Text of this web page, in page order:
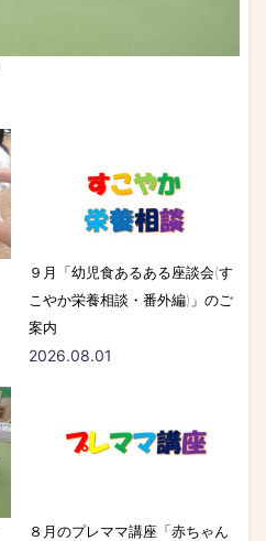
９月「幼児食あるある座談会(す
こやか栄養相談・番外編)」のご
案内
2026.08.01
８月のプレママ講座「赤ちゃん